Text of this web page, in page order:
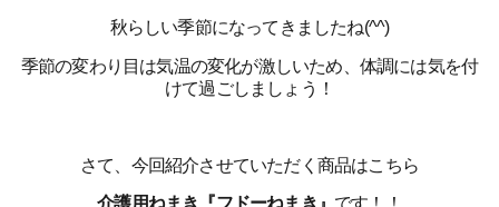
秋らしい季節になってきましたね(^^)
季節の変わり目は気温の変化が激しいため、体調には気を付
けて過ごしましょう！
さて、今回紹介させていただく商品はこちら
介護用ねまき『フドーねまき』 です！！